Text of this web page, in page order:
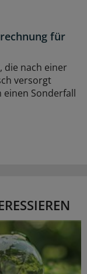
für
die nach einer
versorgt
Sonderfall